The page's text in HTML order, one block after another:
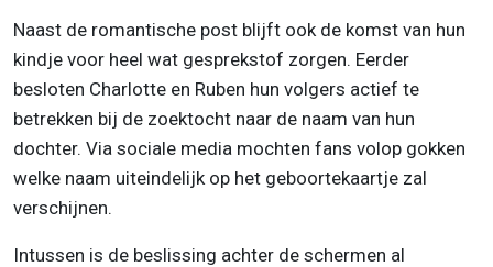
Naast de romantische post blijft ook de komst van hun
kindje voor heel wat gesprekstof zorgen. Eerder
besloten Charlotte en Ruben hun volgers actief te
betrekken bij de zoektocht naar de naam van hun
dochter. Via sociale media mochten fans volop gokken
welke naam uiteindelijk op het geboortekaartje zal
verschijnen.
Intussen is de beslissing achter de schermen al